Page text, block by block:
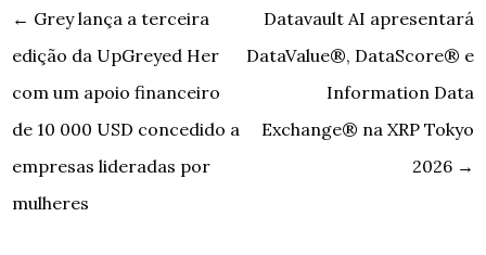
← Grey lança a terceira
edição da UpGreyed Her
com um apoio financeiro
de 10 000 USD concedido a
empresas lideradas por
mulheres
Datavault AI apresentará
DataValue®, DataScore® e
Information Data
Exchange® na XRP Tokyo
2026 →